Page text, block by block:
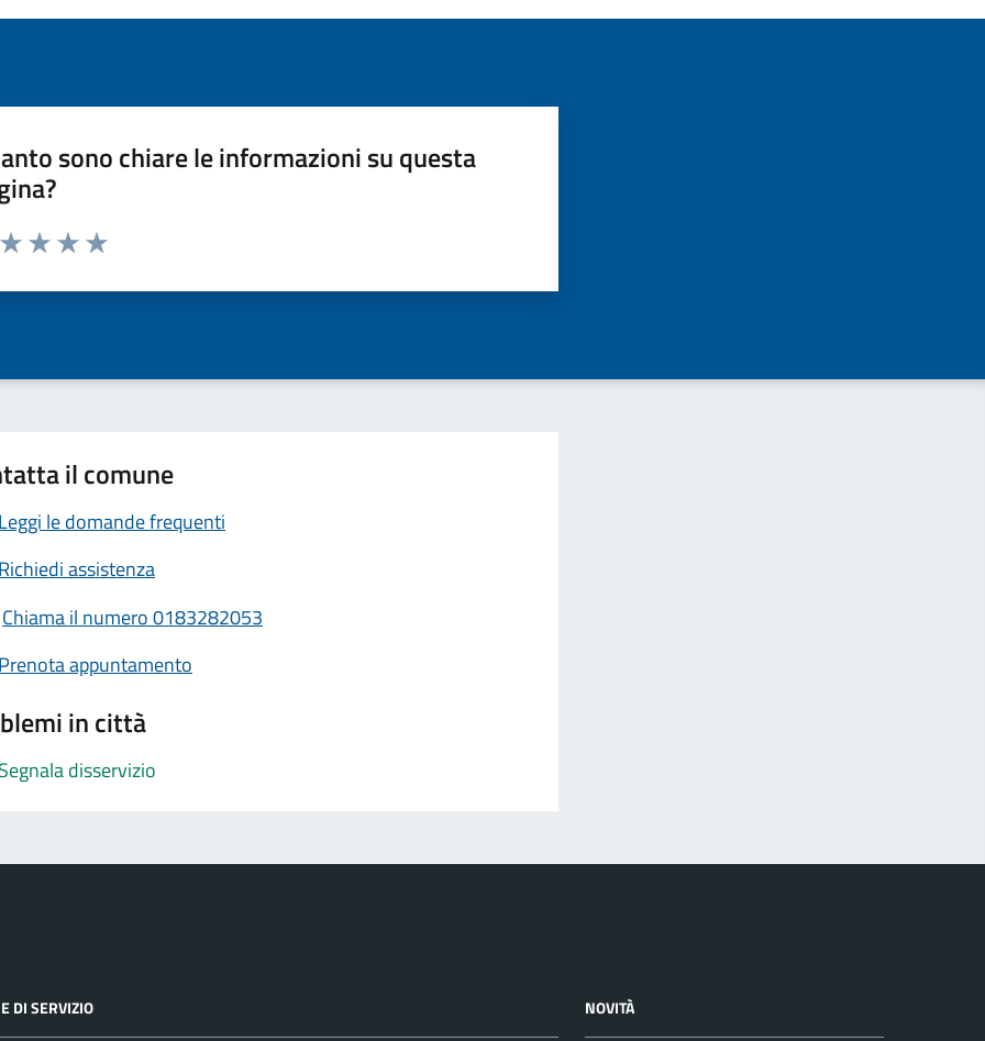
sono chiare le informazioni su questa
da 1 a 5 stelle la pagina
il comune
Leggi le domande frequenti
Richiedi assistenza
Chiama il numero 0183282053
Prenota appuntamento
in città
Segnala disservizio
DI SERVIZIO NOVITÀ